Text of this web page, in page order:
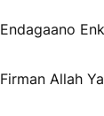
Endagaano
Firman Allah